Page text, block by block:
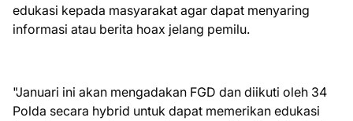
edukasi kepada masyarakat agar dapat menyaring
informasi atau berita hoax jelang pemilu.
"Januari ini akan mengadakan FGD dan diikuti oleh 34
Polda secara hybrid untuk dapat memerikan edukasi